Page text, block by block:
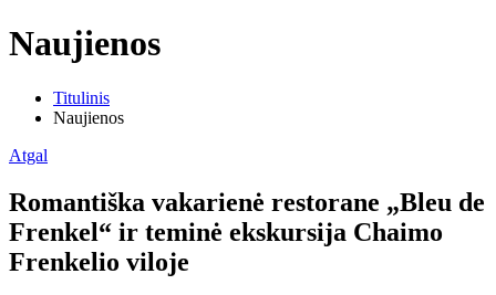
Naujienos
Titulinis
Naujienos
Atgal
Romantiška vakarienė restorane „Bleu de
Frenkel“ ir teminė ekskursija Chaimo
Frenkelio viloje